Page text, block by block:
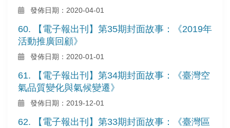
發佈日期：2020-04-01
60. 【電子報出刊】第35期封面故事：《2019年
活動推廣回顧》
發佈日期：2020-01-01
61. 【電子報出刊】第34期封面故事：《臺灣空
氣品質變化與氣候變遷》
發佈日期：2019-12-01
62. 【電子報出刊】第33期封面故事：《臺灣區